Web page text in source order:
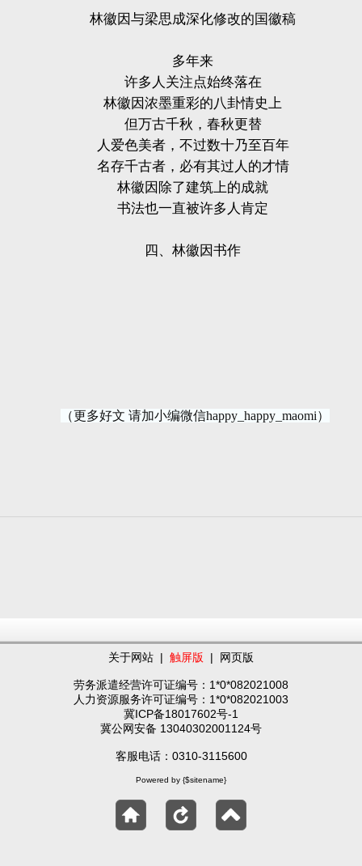
林徽因与梁思成深化修改的国徽稿
多年来
许多人关注点始终落在
林徽因浓墨重彩的八卦情史上
但万古千秋，春秋更替
人爱色美者，不过数十乃至百年
名存千古者，必有其过人的才情
林徽因除了建筑上的成就
书法也一直被许多人肯定
四、林徽因书作
（更多好文 请加小编微信happy_happy_maomi）
关于网站 | 触屏版 | 网页版
劳务派遣经营许可证编号：1*0*082021008
人力资源服务许可证编号：1*0*082021003
冀ICP备18017602号-1
冀公网安备 13040302001124号
客服电话：0310-3115600
Powered by {$sitename}